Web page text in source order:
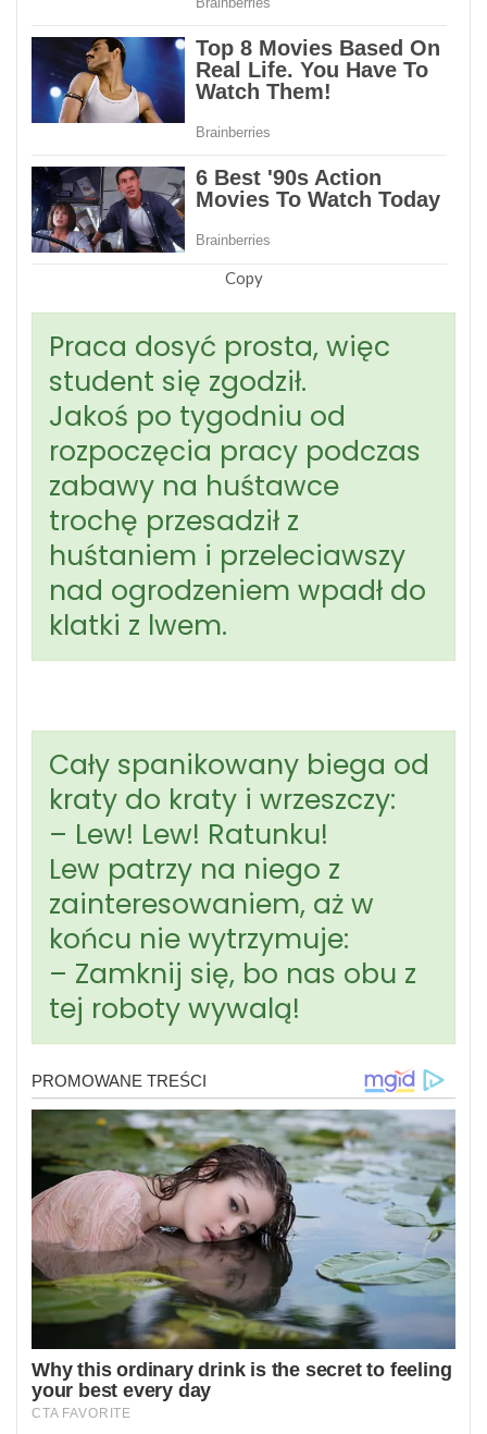
Copy
Praca dosyć prosta, więc
student się zgodził.
Jakoś po tygodniu od
rozpoczęcia pracy podczas
zabawy na huśtawce
trochę przesadził z
huśtaniem i przeleciawszy
nad ogrodzeniem wpadł do
klatki z lwem.
Cały spanikowany biega od
kraty do kraty i wrzeszczy:
– Lew! Lew! Ratunku!
Lew patrzy na niego z
zainteresowaniem, aż w
końcu nie wytrzymuje:
– Zamknij się, bo nas obu z
tej roboty wywalą!